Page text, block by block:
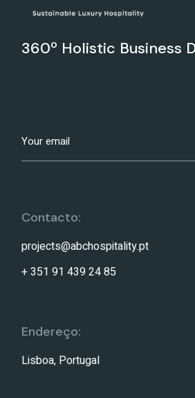
360º Holistic Business
Contacto:
projects@abchospitality.pt
+ 351 91 439 24 85
Endereço:
Lisboa, Portugal